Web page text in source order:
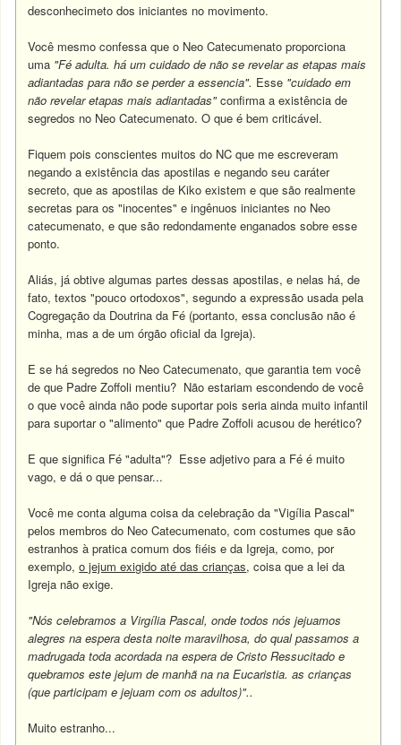
desconhecimeto dos iniciantes no movimento.
Você mesmo confessa que o Neo Catecumenato proporciona
uma "Fé adulta. há um cuidado de não se revelar as etapas mais
adiantadas para não se perder a essencia". Esse "cuidado em
não revelar etapas mais adiantadas"confirma a existência de
segredos no Neo Catecumenato. O que é bem criticável.
Fiquem pois conscientes muitos do NC que me escreveram
negando a existência das apostilas e negando seu caráter
secreto, que as apostilas de Kiko existem e que são realmente
secretas para os "inocentes" e ingênuos iniciantes no Neo
catecumenato, e que são redondamente enganados sobre esse
ponto.
Aliás, já obtive algumas partes dessas apostilas, e nelas há, de
fato, textos "pouco ortodoxos", segundo a expressão usada pela
Cogregação da Doutrina da Fé (portanto, essa conclusão não é
minha, mas a de um órgão oficial da Igreja).
E se há segredos no Neo Catecumenato, que garantia tem você
de que Padre Zoffoli mentiu? Não estariam escondendo de você
o que você ainda não pode suportar pois seria ainda muito infantil
para suportar o "alimento" que Padre Zoffoli acusou de herético?
E que significa Fé "adulta"? Esse adjetivo para a Fé é muito
vago, e dá o que pensar...
Você me conta alguma coisa da celebração da "Vigília Pascal"
pelos membros do Neo Catecumenato, com costumes que são
estranhos à pratica comum dos fiéis e da Igreja, como, por
exemplo,o jejum exigido até das crianças, coisa que a lei da
Igreja não exige.
"Nós celebramos a Virgília Pascal, onde todos nós jejuamos
alegres na espera desta noite maravilhosa, do qual passamos a
madrugada toda acordada na espera de Cristo Ressucitado e
quebramos este jejum de manhã na na Eucaristia. as crianças
(que participam e jejuam com os adultos)"..
Muito estranho...